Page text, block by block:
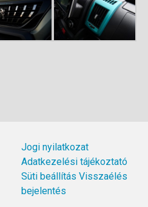
Jogi nyilatkozat
Adatkezelési tájékoztató
Süti beállítás Visszaélés
bejelentés